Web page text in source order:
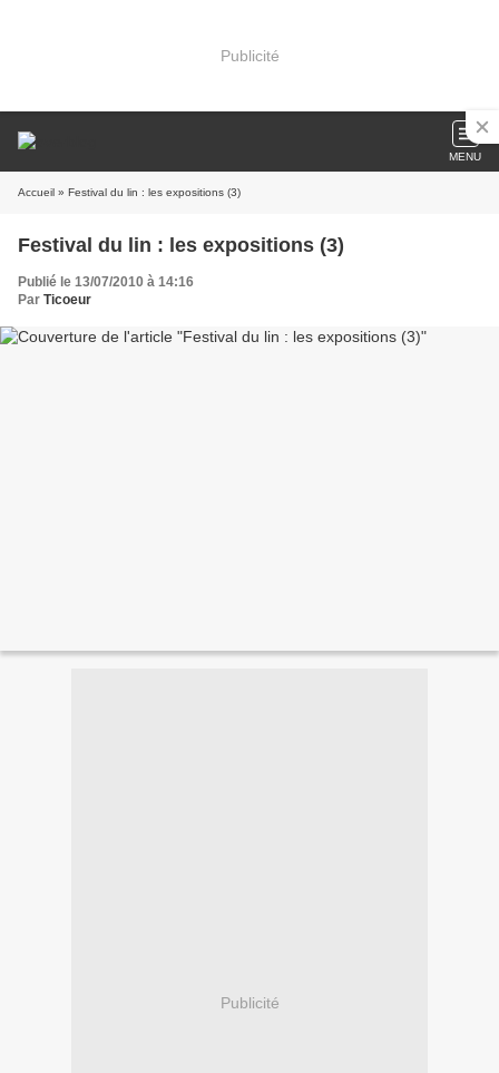
Publicité
MENU
Accueil » Festival du lin : les expositions (3)
Festival du lin : les expositions (3)
Publié le 13/07/2010 à 14:16
Par Ticoeur
Publicité